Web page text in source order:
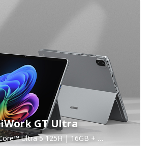
iWork GT Ultra
Intel® Core™ Ultra 5 125H | 16GB + 1TB | 13インチ 2.5Kディスプレイ